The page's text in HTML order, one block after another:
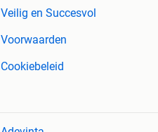
Veilig en Succesvol
Voorwaarden
Cookiebeleid